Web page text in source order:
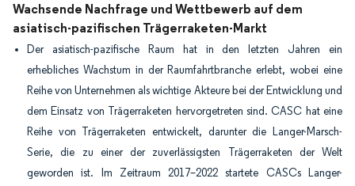
Wachsende Nachfrage und Wettbewerb auf dem
asiatisch-pazifischen Trägerraketen-Markt
Der asiatisch-pazifische Raum hat in den letzten Jahren ein
erhebliches Wachstum in der Raumfahrtbranche erlebt, wobei eine
Reihe von Unternehmen als wichtige Akteure bei der Entwicklung und
dem Einsatz von Trägerraketen hervorgetreten sind. CASC hat eine
Reihe von Trägerraketen entwickelt, darunter die Langer-Marsch-
Serie, die zu einer der zuverlässigsten Trägerraketen der Welt
geworden ist. Im Zeitraum 2017–2022 startete CASCs Langer-